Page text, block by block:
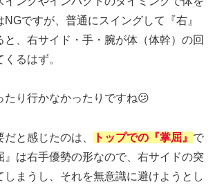
ですが、普通にスイングして『右』
と、右サイド・手・腕が体（体幹）の回
るはず。
たり行かなかったりですね😕
と感じたのは、 トップでの『掌屈』 で
』は右手優勢の形なので、右サイドの突
しまうし、それを無意識に避けようとし